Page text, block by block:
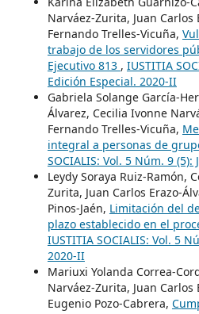
Narváez-Zurita, Juan Carlos
Fernando Trelles-Vicuña,
trabajo de los servidores
Ejecutivo 813 , IUSTITIA
Edición Especial. 2020-II
Gabriela Solange García-
Álvarez, Cecilia Ivonne
Fernando Trelles-Vicuña,
integral a personas de
SOCIALIS: Vol. 5 Núm. 9
Leydy Soraya Ruiz-Ramón,
Zurita, Juan Carlos Erazo-
Pinos-Jaén, Limitación del
plazo establecido en el
IUSTITIA SOCIALIS: Vol. 5
2020-II
Mariuxi Yolanda Correa-
Narváez-Zurita, Juan
Eugenio Pozo-Cabrera,